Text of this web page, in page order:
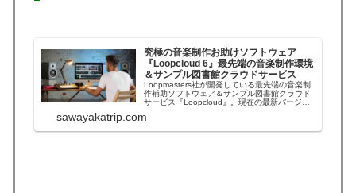
究極の音楽制作お助けソフトウェア
『Loopcloud 6』最先端の音楽制作環境
＆サンプル図書館クラウドサービス
Loopmasters社が開発している最先端の音楽制
作補助ソフトウェア＆サンプル図書館クラウド
サービス『Loopcloud』。現在の最新バージョ
ャーバージョンアップ）。細やかな機能の刷新
sawayakatrip.com